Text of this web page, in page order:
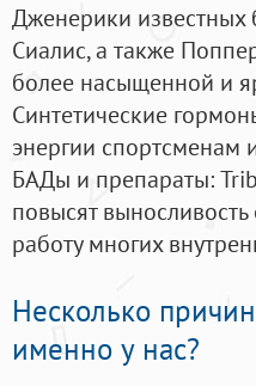
Дженерики известных
Сиалис, а также
более насыщенной и
Синтетические
энергии
БАДы и препараты:
повысят
работу многих
Несколько
именно у нас?